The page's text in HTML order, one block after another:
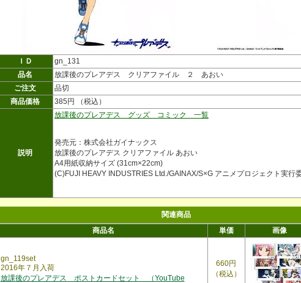
ＩＤ
gn_131
品名
放課後のプレアデス クリアファイル ２ あおい
ご注文
品切
商品価格
385円 （税込）
説明
放課後のプレアデス グッズ コミック 一覧
発売元：株式会社ガイナックス
放課後のプレアデス クリアファイル あおい
A4用紙収納サイズ (31cm×22cm)
(C)FUJI HEAVY INDUSTRIES Ltd./GAINAX/S×G アニメプロジェクト実行
関連商品
商品名
単価 画像
gn_119set
2016年７月入荷
放課後のプレアデス ポストカードセット （YouTube
660円
（税込）